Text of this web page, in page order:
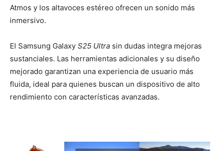
Atmos y los altavoces estéreo ofrecen un sonido más
inmersivo.
El Samsung Galaxy S25 Ultra sin dudas integra mejoras
sustanciales. Las herramientas adicionales y su diseño
mejorado garantizan una experiencia de usuario más
fluida, ideal para quienes buscan un dispositivo de alto
rendimiento con características avanzadas.